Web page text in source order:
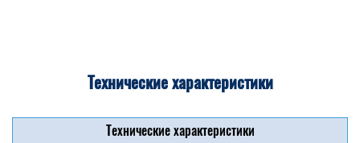
Технические характеристики
Технические характеристики